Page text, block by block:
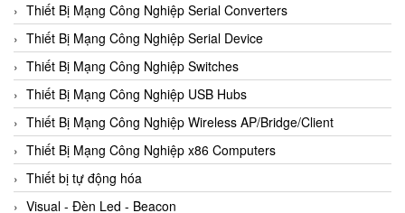
Thiết Bị Mạng Công Nghiệp Serial Converters
Thiết Bị Mạng Công Nghiệp Serial Device
Thiết Bị Mạng Công Nghiệp Switches
Thiết Bị Mạng Công Nghiệp USB Hubs
Thiết Bị Mạng Công Nghiệp Wireless AP/Bridge/Client
Thiết Bị Mạng Công Nghiệp x86 Computers
Thiết bị tự động hóa
Visual - Đèn Led - Beacon